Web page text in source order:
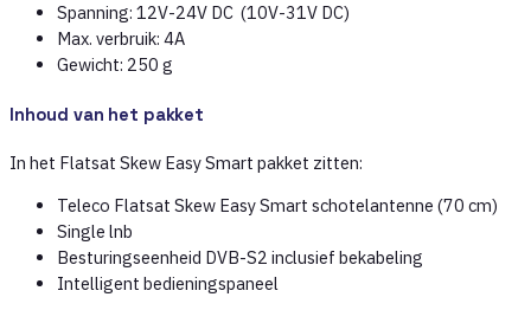
Spanning: 12V-24V DC (10V-31V DC)
Max. verbruik: 4A
Gewicht: 250 g
Inhoud van het pakket
In het Flatsat Skew Easy Smart pakket zitten:
Teleco Flatsat Skew Easy Smart schotelantenne (70 cm)
Single lnb
Besturingseenheid DVB-S2 inclusief bekabeling
Intelligent bedieningspaneel